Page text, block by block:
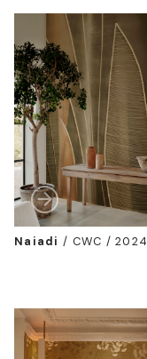
Naiadi / CWC / 2024